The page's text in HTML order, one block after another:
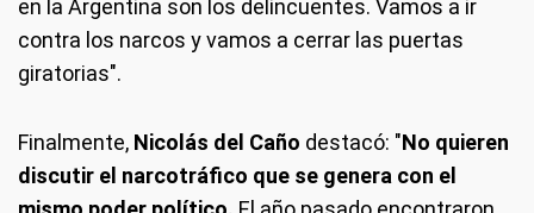
en la Argentina son los delincuentes. Vamos a ir
contra los narcos y vamos a cerrar las puertas
giratorias".
Finalmente, Nicolás del Caño destacó: "No quieren
discutir el narcotráfico que se genera con el